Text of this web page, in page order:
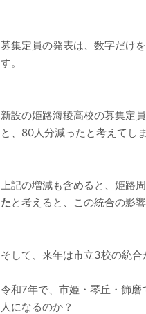
募集定員の発表は、数字だけ
す。
新設の姫路海稜高校の募集定
と、80人分減ったと考えてしま
上記の増減も含めると、姫路
たと考えると、この統合の影
そして、来年は市立3校の統合
令和7年で、市姫・琴丘・飾
人になるのか？